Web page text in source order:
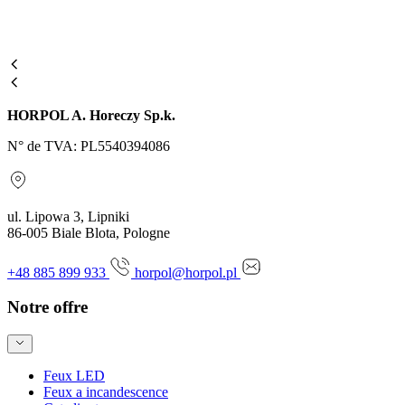
HORPOL A. Horeczy Sp.k.
N° de TVA: PL5540394086
ul. Lipowa 3, Lipniki
86-005 Biale Blota, Pologne
+48 885 899 933 horpol@horpol.pl
Notre offre
Feux LED
Feux a incandescence